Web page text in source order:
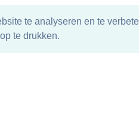
te analyseren en te
te drukken.